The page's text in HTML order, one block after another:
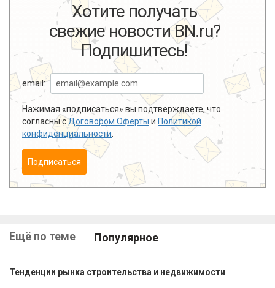
Хотите получать
свежие новости BN.ru?
Подпишитесь!
email:
Нажимая «подписаться» вы подтверждаете, что
согласны сДоговором Оферты и Политикой
конфиденциальности
Подписаться
Ещё по теме Популярное
Тенденции рынка строительства и недвижимости